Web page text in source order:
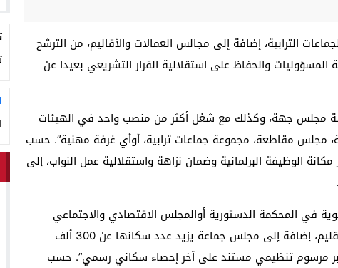
الترابية، إضافة إلى مجالس العمالات والأقاليم، من الترشح
المسؤوليات والحفاظ على استقلالية القرار التشريعي بعيدا عن
مجلس جهة، وكذلك مع شغل أكثر من منصب واحد في الهيئات
مجلس مقاطعة، مجموعة جماعات ترابية، أوأي غرفة مهنية”. حسب
لتعزيز مكانة الوظيفة البرلمانية وضمان نزاهة واستقلالية عمل النواب، إلى
في المحكمة الدستورية أوالمجلس الاقتصادي والاجتماعي
والبيئي، ومع رئاسة مجلس جهة أومجلس عمالة أوإقليم، إضافة إلى مجلس جماعة يزيد عدد سكانها عن 300 ألف
مرسوم تنظيمي مستند على آخر إحصاء سكاني رسمي”. حسب